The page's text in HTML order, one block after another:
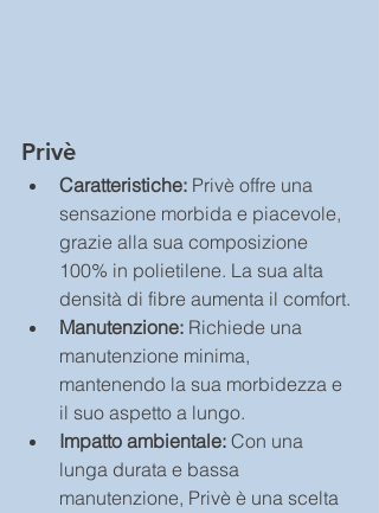
Privè
Caratteristiche: Privè offre una
sensazione morbida e piacevole,
grazie alla sua composizione
100% in polietilene. La sua alta
densità di fibre aumenta il comfort.
Manutenzione: Richiede una
manutenzione minima,
mantenendo la sua morbidezza e
il suo aspetto a lungo.
Impatto ambientale: Con una
lunga durata e bassa
manutenzione, Privè è una scelta